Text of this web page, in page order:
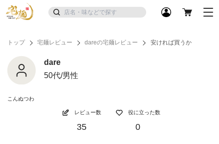
トップ 宅麺レビュー dareの宅麺レビュー 安ければ買うか
dare
50代/男性
こんぬつわ
レビュー数
35
役に立った数
0